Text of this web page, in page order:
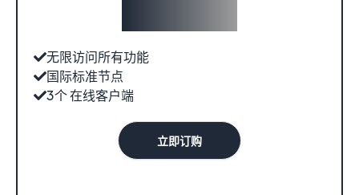
无限访问所有功能
国际标准节点
3个 在线客户端
立即订购